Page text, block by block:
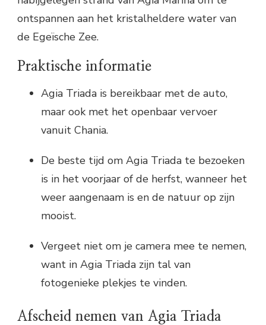
ontspannen aan het kristalheldere water van
de Egeïsche Zee.
Praktische informatie
Agia Triada is bereikbaar met de auto,
maar ook met het openbaar vervoer
vanuit Chania.
De beste tijd om Agia Triada te bezoeken
is in het voorjaar of de herfst, wanneer het
weer aangenaam is en de natuur op zijn
mooist.
Vergeet niet om je camera mee te nemen,
want in Agia Triada zijn tal van
fotogenieke plekjes te vinden.
Afscheid nemen van Agia Triada